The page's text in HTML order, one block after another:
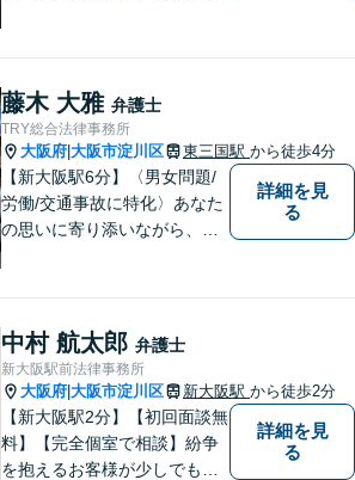
藤木 大雅 弁護士
TRY総合法律事務所
大阪府 大阪市淀川区 東三国駅 から徒歩4分
【新大阪駅6分】〈男女問題/
労働/交通事故に特化〉あなた
の思いに寄り添いながら、明
据えた解決を目指します。
【メール・電話面談可】【東
三国駅4分】
詳細を見
る
中村 航太郎 弁護士
新大阪駅前法律事務所
大阪府 大阪市淀川区 新大阪駅 から徒歩2分
【新大阪駅2分】【初回面談無
料】【完全個室で相談】紛争
を抱えるお客様が少しでも早
詳細を見
る